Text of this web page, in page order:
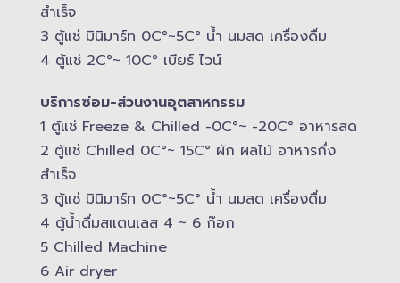
สำเร็จ
3 ตู้แช่​ มินิมาร์ท 0C°~5C° น้ำ นมสด เครื่องดื่ม
4 ตู้แช่ 2C°~ 10​C° เบียร์ ไวน์
บริการซ่อม-​ส่วนงานอุตสาหกรรม
1 ตู้แช่ Freeze &​ Chilled -​0C°~ -​20C° อาหารสด
2 ตู้แช่ Chilled​ 0C°~ 15C° ผัก ผลไม้ อาหารกึ่ง
สำเร็จ
3 ตู้แช่​ มินิมาร์ท 0C°~5C° น้ำ นมสด เครื่องดื่ม
4 ตู้น้ำดื่มสแตนเลส​ 4 ~ 6 ก๊อก
5 Chilled Mac​hine
6 Air dryer